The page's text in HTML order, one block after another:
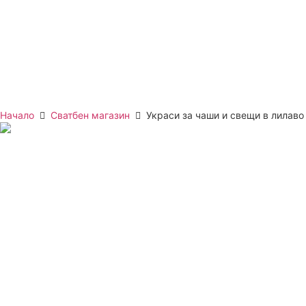
Начало Сватбен магазин Украси за чаши и свещи в лилаво